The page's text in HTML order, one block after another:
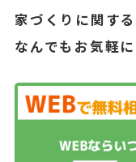
家づくりに関する
なんでもお気軽